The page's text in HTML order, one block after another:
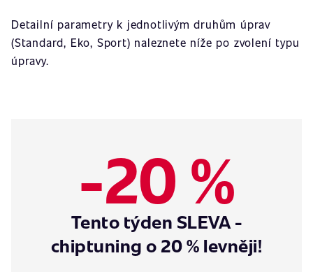
Detailní parametry k jednotlivým druhům úprav
(Standard, Eko, Sport) naleznete níže po zvolení typu
úpravy.
-20 %
Tento týden SLEVA -
chiptuning o 20 % levněji!